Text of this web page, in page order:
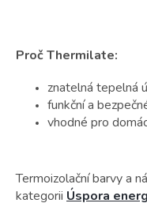
Proč Thermilate:
znatelná tepelná
funkční a
vhodné pro
Termoizolační barvy a
kategorii Úspora